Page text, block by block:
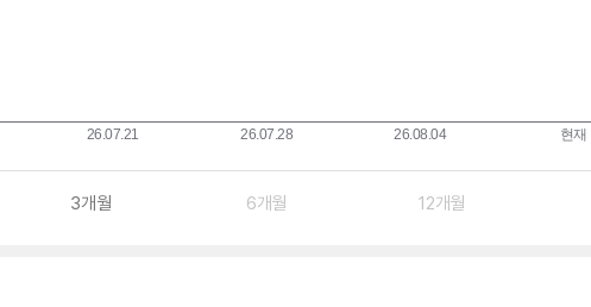
3개월 6개월 12개월